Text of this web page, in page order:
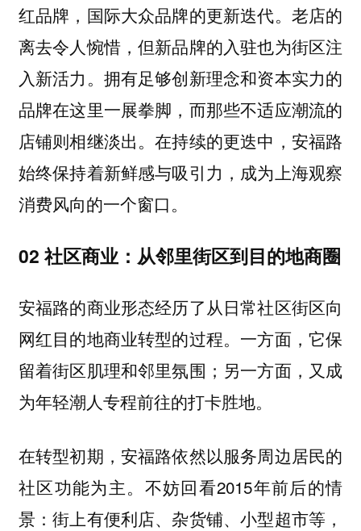
红品牌，国际大众品牌的更新迭代。老店的
离去令人惋惜，但新品牌的入驻也为街区注
入新活力。拥有足够创新理念和资本实力的
品牌在这里一展拳脚，而那些不适应潮流的
店铺则相继淡出。在持续的更迭中，安福路
始终保持着新鲜感与吸引力，成为上海观察
消费风向的一个窗口。
02 社区商业：从邻里街区到目的地商圈
安福路的商业形态经历了从日常社区街区向
网红目的地商业转型的过程。一方面，它保
留着街区肌理和邻里氛围；另一方面，又成
为年轻潮人专程前往的打卡胜地。
在转型初期，安福路依然以服务周边居民的
社区功能为主。不妨回看2015年前后的情
景：街上有便利店、杂货铺、小型超市等，